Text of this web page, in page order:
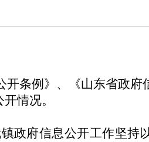
条例》、《山东省政
情况。
政府信息公开工作坚持